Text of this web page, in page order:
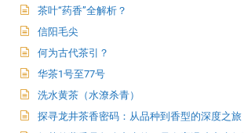
茶叶“药香”全解析？
信阳毛尖
何为古代茶引？
华茶1号至77号
洗水黄茶（水潦杀青）
探寻龙井茶香密码：从品种到香型的深度之旅